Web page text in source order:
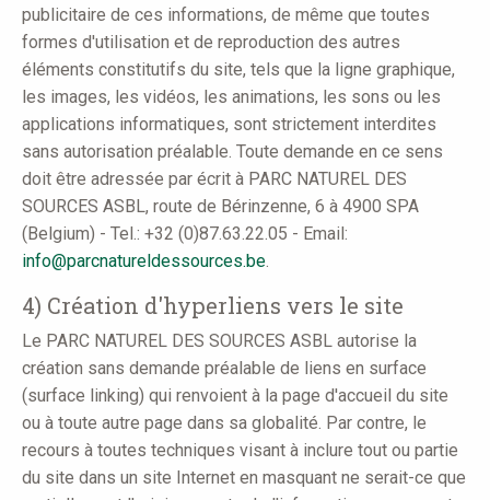
publicitaire de ces informations, de même que toutes
formes d'utilisation et de reproduction des autres
éléments constitutifs du site, tels que la ligne graphique,
les images, les vidéos, les animations, les sons ou les
applications informatiques, sont strictement interdites
sans autorisation préalable. Toute demande en ce sens
doit être adressée par écrit à PARC NATUREL DES
SOURCES ASBL, route de Bérinzenne, 6 à 4900 SPA
(Belgium) - Tel.: +32 (0)87.63.22.05 - Email:
info@parcnatureldessources.be.
4) Création d'hyperliens vers le site
Le PARC NATUREL DES SOURCES ASBL autorise la
création sans demande préalable de liens en surface
(surface linking) qui renvoient à la page d'accueil du site
ou à toute autre page dans sa globalité. Par contre, le
recours à toutes techniques visant à inclure tout ou partie
du site dans un site Internet en masquant ne serait-ce que